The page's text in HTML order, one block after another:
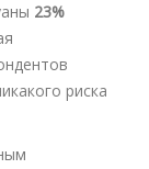
23%
риска